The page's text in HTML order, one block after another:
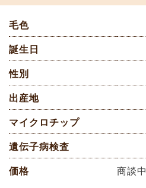
毛色
誕生日
性別
出産地
マイクロチップ
遺伝子病検査
価格 商談中